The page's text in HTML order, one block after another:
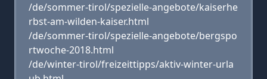
/de/sommer-tirol/spezielle-angebote/kaiserhe
rbst-am-wilden-kaiser.html
/de/sommer-tirol/spezielle-angebote/bergspo
rtwoche-2018.html
/de/winter-tirol/freizeittipps/aktiv-winter-urla